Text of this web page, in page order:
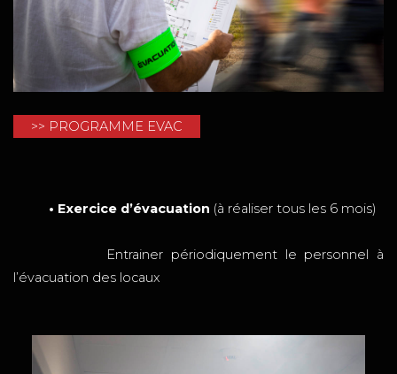
>> PROGRAMME EVAC
• Exercice d’évacuation (à réaliser tous les 6 mois)
Entrainer périodiquement le personnel à
l’évacuation des locaux